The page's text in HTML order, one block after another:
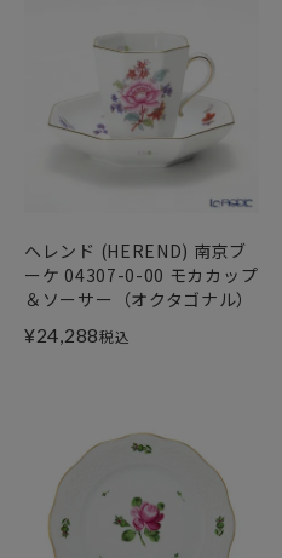
ヘレンド (HEREND) 南京ブ
ーケ 04307-0-00 モカカップ
＆ソーサー（オクタゴナル）
¥24,288税込